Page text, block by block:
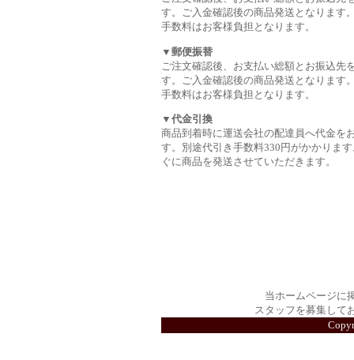
す。ご入金確認後の商品発送となります
手数料はお客様負担となります。
▼郵便振替
ご注文確認後、お支払い総額とお振込先
す。ご入金確認後の商品発送となります
手数料はお客様負担となります。
▼代金引換
商品到着時に運送会社の配達員へ代金を
す。別途代引き手数料330円がかかりま
ぐに商品を発送させていただきます。
当ホームページに
スタッフを募集して